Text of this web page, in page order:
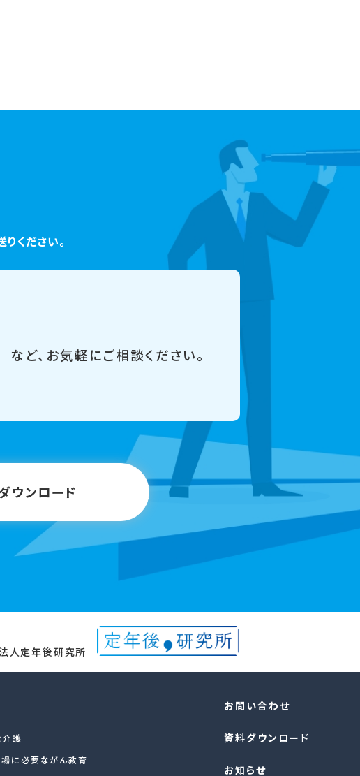
ください。
など、お気軽にご相談ください。
ウンロード
人定年後研究所
介護
場に必要ながん教育
お問い合わせ
資料ダウンロード
お知らせ